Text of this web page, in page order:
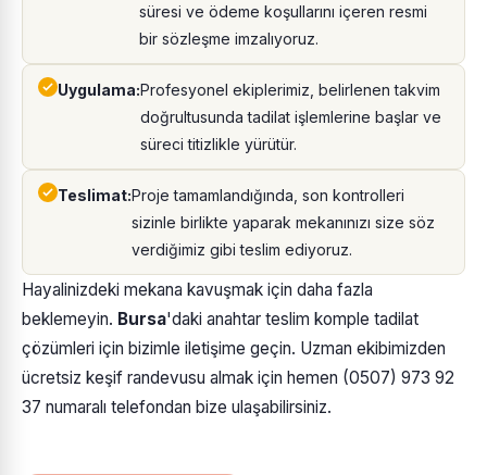
süresi ve ödeme koşullarını içeren resmi
bir sözleşme imzalıyoruz.
Uygulama:Profesyonel ekiplerimiz, belirlenen takvim
doğrultusunda tadilat işlemlerine başlar ve
süreci titizlikle yürütür.
Teslimat:Proje tamamlandığında, son kontrolleri
sizinle birlikte yaparak mekanınızı size söz
verdiğimiz gibi teslim ediyoruz.
Hayalinizdeki mekana kavuşmak için daha fazla
beklemeyin. Bursa'daki anahtar teslim komple tadilat
çözümleri için bizimle iletişime geçin. Uzman ekibimizden
ücretsiz keşif randevusu almak için hemen (0507) 973 92
37 numaralı telefondan bize ulaşabilirsiniz.